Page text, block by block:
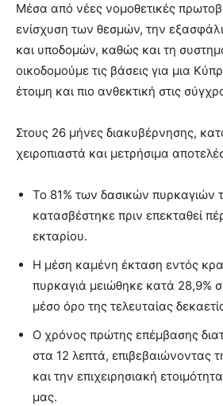
Μέσα από νέες νομοθετικές
ενίσχυση των θεσμών, την
και υποδομών, καθώς και τη
οικοδομούμε τις βάσεις για μια
έτοιμη και πιο ανθεκτική στις
Στους 26 μήνες διακυβέρνησης,
χειροπιαστά και μετρήσιμα
Το 81% των δασικών πυρκαγιών
κατασβέστηκε πριν επεκταθεί
εκταρίου.
Η μέση καμένη έκταση εντός
πυρκαγιά μειώθηκε κατά 28,9%
μέσο όρο της τελευταίας
Ο χρόνος πρώτης επέμβασης
στα 12 λεπτά, επιβεβαιώνοντας
και την επιχειρησιακή
μας.